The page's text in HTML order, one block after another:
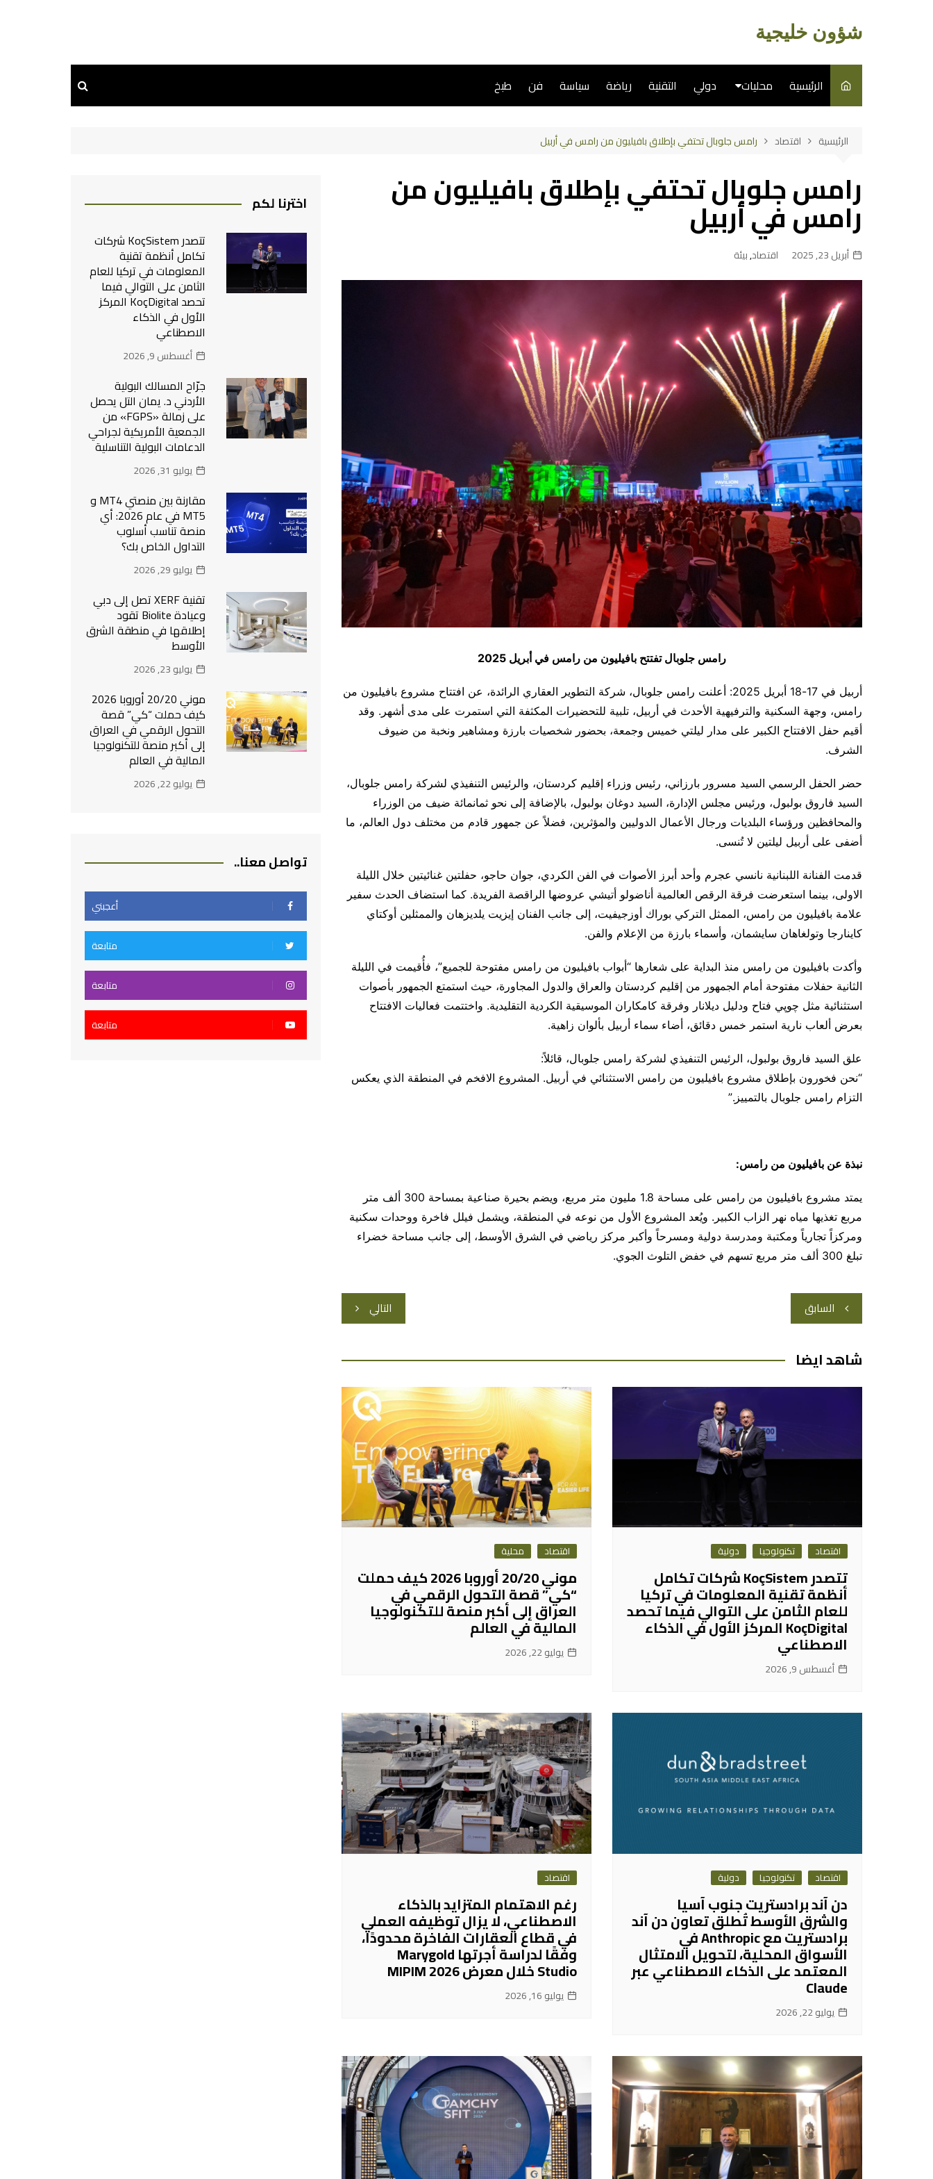
شؤون خليجية
الرئيسية محليات
فن
طبخ
دولي التقنية رياضة سياسة فن طبخ
الرئيسية اقتصاد رامس جلوبال تحتفي بإطلاق بافيليون من رامس في أربيل
رامس جلوبال تحتفي بإطلاق بافيليون من
رامس في أربيل
أبريل 23, 2025 اقتصاد,بيئة
رامس جلوبال تفتتح بافيليون من رامس في أبريل 2025
أربيل في 17-18 أبريل 2025: أعلنت رامس جلوبال، شركة التطوير العقاري الرائدة، عن افتتاح مشروع بافيليون من
رامس، وجهة السكنية والترفيهية الأحدث في أربيل، تلبية للتحضيرات المكثفة التي استمرت على مدى أشهر. وقد
أقيم حفل الافتتاح الكبير على مدار ليلتي خميس وجمعة، بحضور شخصيات بارزة ومشاهير ونخبة من ضيوف
الشرف.
حضر الحفل الرسمي السيد مسرور بارزاني، رئيس وزراء إقليم كردستان، والرئيس التنفيذي لشركة رامس جلوبال،
السيد فاروق بولبول، ورئيس مجلس الإدارة، السيد دوغان بولبول، بالإضافة إلى نحو ثمانمائة ضيف من الوزراء
والمحافظين ورؤساء البلديات ورجال الأعمال الدوليين والمؤثرين، فضلاً عن جمهور قادم من مختلف دول العالم، ما
أضفى على أربيل ليلتين لا تُنسى.
قدمت الفنانة اللبنانية نانسي عجرم وأحد أبرز الأصوات في الفن الكردي، جوان حاجو، حفلتين غنائيتين خلال الليلة
الاولى، بينما استعرضت فرقة الرقص العالمية أناضولو أتيشي عروضها الراقصة الفريدة. كما استضاف الحدث سفير
علامة بافيليون من رامس، الممثل التركي بوراك أوزجيفيت، إلى جانب الفنان إيزيت يلديزهان والممثلين أوكتاي
كاينارجا وتولغاهان سايشمان، وأسماء بارزة من الإعلام والفن.
وأكدت بافيليون من رامس منذ البداية على شعارها “أبواب بافيليون من رامس مفتوحة للجميع”، فأُقيمت في الليلة
الثانية حفلات مفتوحة أمام الجمهور من إقليم كردستان والعراق والدول المجاورة، حيث استمتع الجمهور بأصوات
استثنائية مثل چوپي فتاح ودليل ديلانار وفرقة كامكاران الموسيقية الكردية التقليدية. واختتمت فعاليات الافتتاح
بعرض ألعاب نارية استمر خمس دقائق، أضاء سماء أربيل بألوان زاهية.
علق السيد فاروق بولبول، الرئيس التنفيذي لشركة رامس جلوبال، قائلاً:
“نحن فخورون بإطلاق مشروع بافيليون من رامس الاستثنائي في أربيل. المشروع الافخم في المنطقة الذي يعكس
التزام رامس جلوبال بالتمييز.”
نبذة عن بافيليون من رامس:
يمتد مشروع بافيليون من رامس على مساحة 1.8 مليون متر مربع، ويضم بحيرة صناعية بمساحة 300 ألف متر
مربع تغذيها مياه نهر الزاب الكبير. ويُعد المشروع الأول من نوعه في المنطقة، ويشمل فيلل فاخرة ووحدات سكنية
ومركزاً تجارياً ومكتبة ومدرسة دولية ومسرحاً وأكبر مركز رياضي في الشرق الأوسط، إلى جانب مساحة خضراء
تبلغ 300 ألف متر مربع تسهم في خفض التلوث الجوي.
تصفّح
المقالات
السابق التالي
شاهد ايضا
اقتصاد تكنولوجيا دولية
تتصدر KoçSistem شركات تكامل
أنظمة تقنية المعلومات في تركيا
للعام الثامن على التوالي فيما تحصد
KoçDigital المركز الأول في الذكاء
الاصطناعي
أغسطس 9, 2026
اقتصاد محلية
موني 20/20 أوروبا 2026 كيف حملت
“كي” قصة التحول الرقمي في
العراق إلى أكبر منصة للتكنولوجيا
المالية في العالم
يوليو 22, 2026
اقتصاد تكنولوجيا دولية
دن آند برادستريت جنوب آسيا
والشرق الأوسط تُطلق تعاون دن آند
برادستريت مع Anthropic في
الأسواق المحلية، لتحويل الامتثال
المعتمد على الذكاء الاصطناعي عبر
Claude
يوليو 22, 2026
اقتصاد
رغم الاهتمام المتزايد بالذكاء
الاصطناعي، لا يزال توظيفه العملي
في قطاع العقارات الفاخرة محدودًا،
وفقًا لدراسة أجرتها Marygold
Studio خلال معرض MIPIM 2026
يوليو 16, 2026
اخترنا لكم
تتصدر KoçSistem شركات
تكامل أنظمة تقنية
المعلومات في تركيا للعام
الثامن على التوالي فيما
تحصد KoçDigital المركز
الأول في الذكاء
الاصطناعي
أغسطس 9, 2026
جرّاح المسالك البولية
الأردني د. يمان التل يحصل
على زمالة «FGPS» من
الجمعية الأمريكية لجراحي
الدعامات البولية التناسلية
يوليو 31, 2026
مقارنة بين منصتي MT4 و
MT5 في عام 2026: أي
منصة تناسب أسلوب
التداول الخاص بك؟
يوليو 29, 2026
تقنية XERF تصل إلى دبي
وعيادة Biolite تقود
إطلاقها في منطقة الشرق
الأوسط
يوليو 23, 2026
موني 20/20 أوروبا 2026
كيف حملت “كي” قصة
التحول الرقمي في العراق
إلى أكبر منصة للتكنولوجيا
المالية في العالم
يوليو 22, 2026
تواصل معنا..
أعجبني
متابعة
متابعة
متابعة